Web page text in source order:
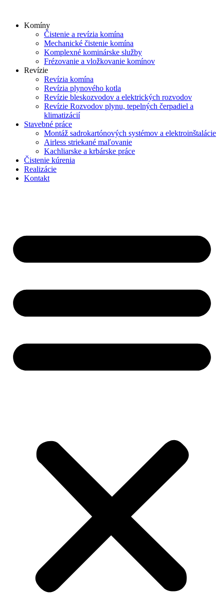
contentKomíny
Čistenie a revízia komína
Mechanické čistenie komína
Komplexné kominárske služby
Frézovanie a vložkovanie komínov
Revízie
Revízia komína
Revízia plynového kotla
Revízie bleskozvodov a elektrických rozvodov
Revízie Rozvodov plynu, tepelných čerpadiel a
klimatizácií
Stavebné práce
Montáž sadrokartónových systémov a elektroinštalácie
Airless striekané maľovanie
Kachliarske a krbárske práce
Čistenie kúrenia
Realizácie
Kontakt